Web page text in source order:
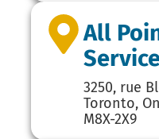
All
3250, rue
Toronto,
M8X-2X9